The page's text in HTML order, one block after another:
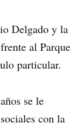
Delgado y la
al Parque
particular.
se le
con la